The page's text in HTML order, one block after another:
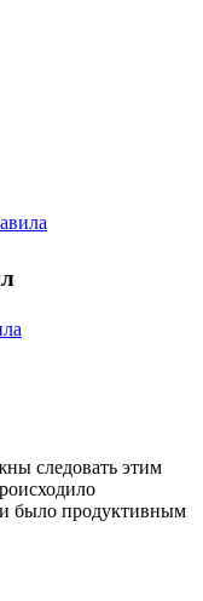
следовать этим
и было продуктивным